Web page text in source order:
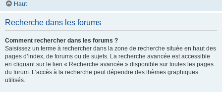
Haut
Recherche dans les forums
Comment rechercher dans les forums ?
Saisissez un terme à rechercher dans la zone de recherche située en haut des
pages d’index, de forums ou de sujets. La recherche avancée est accessible
en cliquant sur le lien « Recherche avancée » disponible sur toutes les pages
du forum. L’accès à la recherche peut dépendre des thèmes graphiques
utilisés.